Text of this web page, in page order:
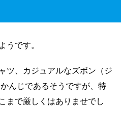
うです。
ツ、カジュアルなズボン（ジ
んじであるそうですが、特
まで厳しくはありませでし